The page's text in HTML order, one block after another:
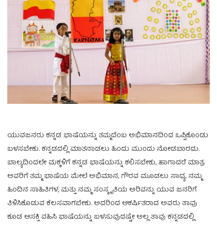
ಯುವಜನರು ಕನ್ನಡ ಭಾಷೆಯನ್ನು ತಮ್ಮದೆಂಬ ಅಭಿಮಾನದಿಂದ ಒಪ್ಪಿಕೊಂಡು
ಬಳಸಬೇಕು. ಕನ್ನಡದಲ್ಲಿ ಮಾತನಾಡಲು ಹಿಂದು ಮುಂದು ನೋಡಬಾರದು.
ಬಾಲ್ಯದಿಂದಲೇ ಮಕ್ಕಳಿಗೆ ಕನ್ನಡ ಭಾಷೆಯನ್ನು ಕಲಿಸಬೇಕು, ಹಾಗಾದರೆ ಮಾತ್ರ
ಅವರಿಗೆ ತಮ್ಮ ಭಾಷೆಯ ಮೇಲೆ ಅಭಿಮಾನ, ಗೌರವ ಮೂಡಲು ಸಾಧ್ಯ. ನಮ್ಮ
ಹಿಂದಿನ ಸಾಹಿತಿಗಳ, ಮತ್ತು ನಮ್ಮ ಸಂಸ್ಕೃತಿಯ ಅರಿವನ್ನು ಯುವ ಜನರಿಗೆ
ತಿಳಿಸಿಕೊಡುವ ಕೆಲಸವಾಗಬೇಕು. ಅದರಿಂದ ಆಕರ್ಷಿತರಾದ ಅವರು ತಾವು
ಕೂಡ ಆಸಕ್ತಿ ವಹಿಸಿ ಭಾಷೆಯನ್ನು ಬಳಸುವುದಷ್ಟೇ ಅಲ್ಲ ತಾವು ಕನ್ನಡದಲ್ಲಿ